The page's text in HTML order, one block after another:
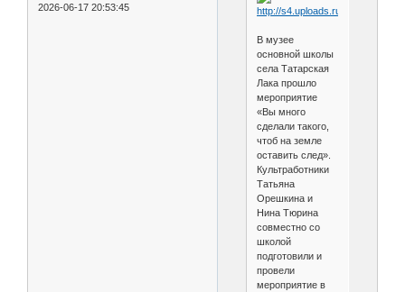
2026-06-17 20:53:45
В музее
основной школы
села Татарская
Лака прошло
мероприятие
«Вы много
сделали такого,
чтоб на земле
оставить след».
Культработники
Татьяна
Орешкина и
Нина Тюрина
совместно со
школой
подготовили и
провели
мероприятие в